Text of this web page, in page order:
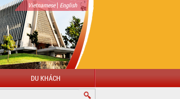
Vietnamese| English
DU KHÁCH